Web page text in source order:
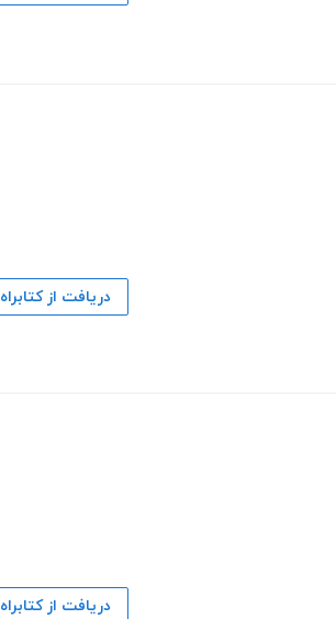
دریافت از کتابراه
دریافت از کتابراه